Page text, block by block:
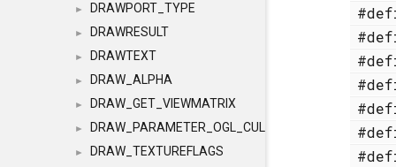
► DRAWPORT_TYPE
► DRAWRESULT
► DRAWTEXT
► DRAW_ALPHA
► DRAW_GET_VIEWMATRIX
► DRAW_PARAMETER_OGL_CULLING
► DRAW_TEXTUREFLAGS